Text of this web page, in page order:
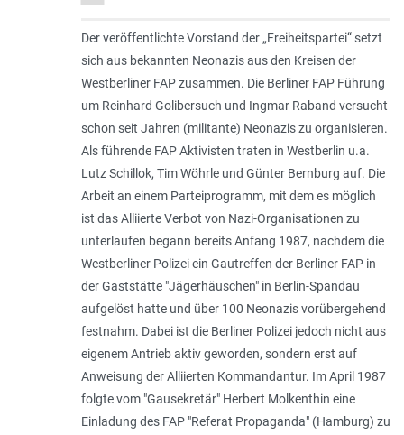
Der veröffentlichte Vorstand der „Freiheitspartei“ setzt
sich aus bekannten Neonazis aus den Kreisen der
Westberliner FAP zusammen. Die Berliner FAP Führung
um Reinhard Golibersuch und Ingmar Raband versucht
schon seit Jahren (militante) Neonazis zu organisieren.
Als führende FAP Aktivisten traten in Westberlin u.a.
Lutz Schillok, Tim Wöhrle und Günter Bernburg auf. Die
Arbeit an einem Parteiprogramm, mit dem es möglich
ist das Alliierte Verbot von Nazi-Organisationen zu
unterlaufen begann bereits Anfang 1987, nachdem die
Westberliner Polizei ein Gautreffen der Berliner FAP in
der Gaststätte "Jägerhäuschen" in Berlin-Spandau
aufgelöst hatte und über 100 Neonazis vorübergehend
festnahm. Dabei ist die Berliner Polizei jedoch nicht aus
eigenem Antrieb aktiv geworden, sondern erst auf
Anweisung der Alliierten Kommandantur. Im April 1987
folgte vom "Gausekretär" Herbert Molkenthin eine
Einladung des FAP "Referat Propaganda" (Hamburg) zu